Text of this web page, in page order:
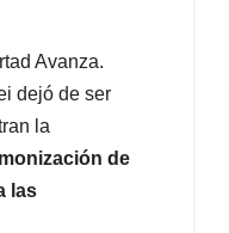
Avanza.
dejó de ser
la
de
las